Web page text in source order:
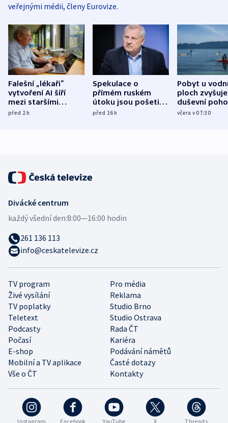
veřejnými médii, členy Eurovize.
Falešní „lékaři“
vytvoření AI šíří
mezi staršími
Poláky nebezpečné
před 2h
Spekulace o
přímém ruském
útoku jsou pošetilé,
míní estonský
před 16h
Pobyt u
ploch zvyšuje
duševní
ukázala
včera v 07:30
Instagram Facebook YouTube X Threads
TV program
Pro média
Živé vysílání
Reklama
TV poplatky
Studio Brno
Teletext
Studio Ostrava
Podcasty
Rada ČT
Počasí
Kariéra
E-shop
Podávání námětů
Mobilní a TV aplikace
Časté dotazy
Vše o ČT
Kontakty
Divácké centrum
každý všední den:8:00—16:00 hodin
261 136 113
info@ceskatelevize.cz